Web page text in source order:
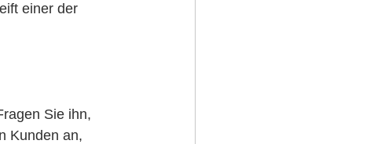
einer der
Sie ihn,
Kunden an,